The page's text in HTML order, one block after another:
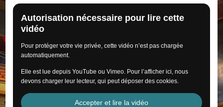
Autorisation nécessaire pour lire cette
vidéo
Pour protéger votre vie privée, cette vidéo n’est pas chargée
automatiquement.
Elle est lue depuis YouTube ou Vimeo. Pour l’afficher ici, nous
devons charger leur lecteur, qui peut déposer des cookies.
Accepter et lire la vidéo